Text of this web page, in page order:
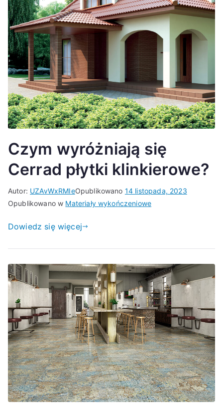
Czym wyróżniają się
Cerrad płytki klinkierowe?
Autor: UZAvWxRMIeOpublikowano 14 listopada, 2023
Opublikowano w Materiały wykończeniowe
Dowiedz się więcej